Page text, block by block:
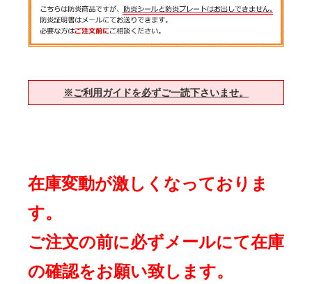
※ご利用ガイドを必ずご一読下さいませ。
在庫変動が激しくなっておりま
す。
ご注文の前に必ずメールにて在庫
の確認をお願い致します。